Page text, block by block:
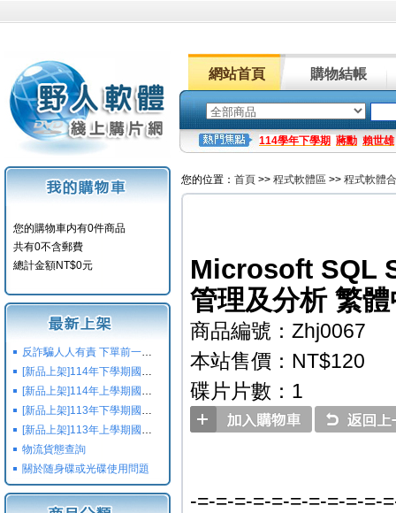
網站首頁 購物結帳
114學年下學期 蔣勳 賴世雄
您的購物車内有0件商品
共有0不含郵費
總計金額NT$0元
反詐騙人人有責 下單前一定要注意
[新品上架]114年下學期國小國中高中命題光碟,校用卷,習作
[新品上架]114年上學期國小國中高中命題光碟,校用卷,習作
[新品上架]113年下學期國小國中高中命題光碟,校用卷,習作
[新品上架]113年上學期國小國中高中命題光碟,校用卷,習作
物流貨態查詢
關於随身碟或光碟使用問題
您的位置： 首頁 >> 程式軟體區 >> 程式軟體
Microsoft SQL
管理及分析 繁
商品編號：Zhj0067
本站售價：NT$120
碟片片數：1
-=-=-=-=-=-=-=-=-=-=-